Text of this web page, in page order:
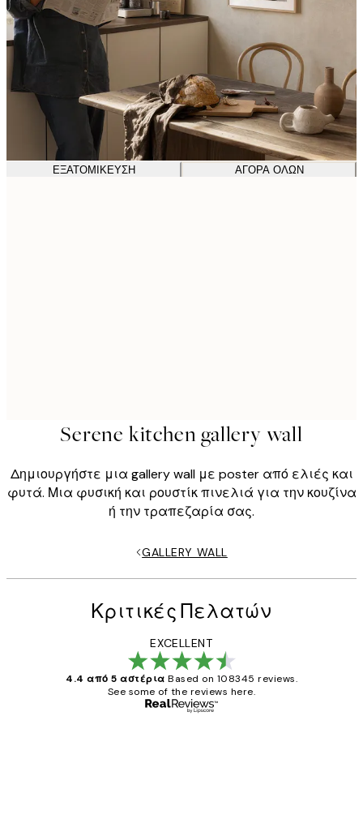
ΕΞΑΤΟΜΊΚΕΥΣΗ ΑΓΟΡΆ ΌΛΩΝ
Serene kitchen gallery wall
Δημιουργήστε μια gallery wall με poster από ελιές και
φυτά. Μια φυσική και ρουστίκ πινελιά για την κουζίνα
ή την τραπεζαρία σας.
GALLERY WALL
Κριτικές Πελατών
EXCELLENT
4.4 από 5 αστέρια Based on 108345 reviews.
See some of the reviews here.